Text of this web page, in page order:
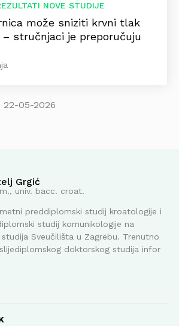
NOVE STUDIJE
može sniziti krvni tlak
– stručnjaci je preporučuju
22-05-2026
Grgić
univ. bacc. croat.
preddiplomski studij kroatologije i
studij komunikologije na
Sveučilišta u Zagrebu. Trenutno
doktorskog studija infor